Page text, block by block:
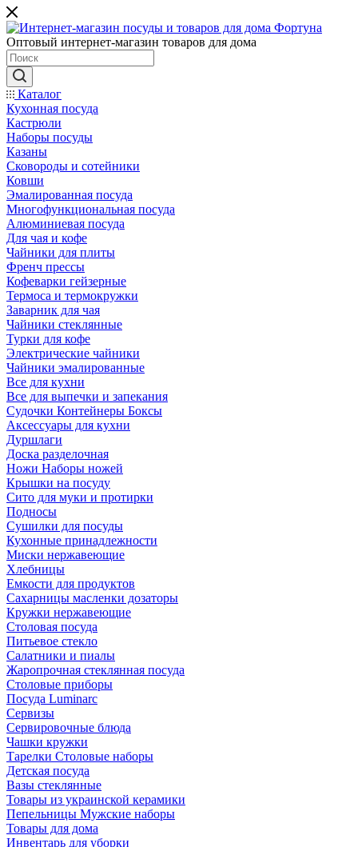
Оптовый интернет-магазин товаров для дома
Каталог
Кухонная посуда
Кастрюли
Наборы посуды
Казаны
Сковороды и сотейники
Ковши
Эмалированная посуда
Многофункциональная посуда
Алюминиевая посуда
Для чая и кофе
Чайники для плиты
Френч прессы
Кофеварки гейзерные
Термоса и термокружки
Заварник для чая
Чайники стеклянные
Турки для кофе
Электрические чайники
Чайники эмалированные
Все для кухни
Все для выпечки и запекания
Судочки Контейнеры Боксы
Аксессуары для кухни
Дуршлаги
Доска разделочная
Ножи Наборы ножей
Крышки на посуду
Сито для муки и протирки
Подносы
Сушилки для посуды
Кухонные принадлежности
Миски нержавеющие
Хлебницы
Емкости для продуктов
Сахарницы масленки дозаторы
Кружки нержавеющие
Столовая посуда
Питьевое стекло
Салатники и пиалы
Жаропрочная стеклянная посуда
Столовые приборы
Посуда Luminarс
Сервизы
Сервировочные блюда
Чашки кружки
Тарелки Столовые наборы
Детская посуда
Вазы стеклянные
Товары из украинской керамики
Пепельницы Мужские наборы
Товары для дома
Инвентарь для уборки